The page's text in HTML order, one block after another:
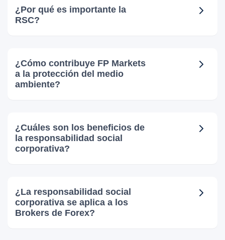
¿Por qué es importante la
RSC?
¿Cómo contribuye FP Markets
a la protección del medio
ambiente?
¿Cuáles son los beneficios de
la responsabilidad social
corporativa?
¿La responsabilidad social
corporativa se aplica a los
Brokers de Forex?